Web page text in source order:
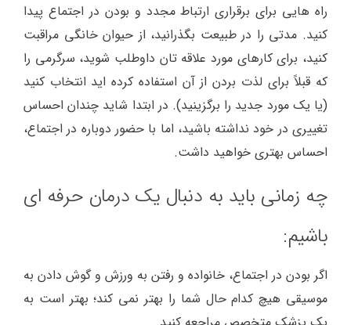
راه هایی برای برقراری ارتباط مجدد و بودن در اجتماع پیدا
کنید. مدتی را در طبیعت بگذرانید، از حیوان خانگی مراقبت
کنید، برای کارهای مورد علاقه تان داوطلب شوید، سرگرمی را
که قبلاً برای لذت بردن از آن استفاده کرده اید انتخاب کنید
(یا یک مورد جدید را برگزینید). در ابتدا شاید چندان احساس
تغییری در خود نداشته باشید، اما با حضور دوباره در اجتماع،
احساس بهتری خواهید داشت.
چه زمانی باید به دنبال یک درمان حرفه ای
باشیم:
اگر بودن در اجتماع، خانواده و رفتن به ورزش و گوش دادن به
موسیقی هیچ کدام حال شما را بهتر نمی کند؛ بهتر است به